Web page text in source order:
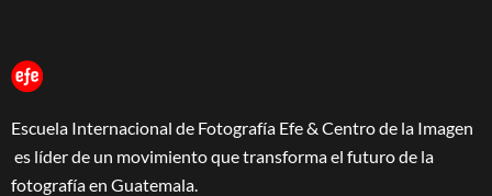
Escuela Internacional de Fotografía Efe & Centro de la Imagen
es líder de un movimiento que transforma el futuro de la
fotografía en Guatemala.